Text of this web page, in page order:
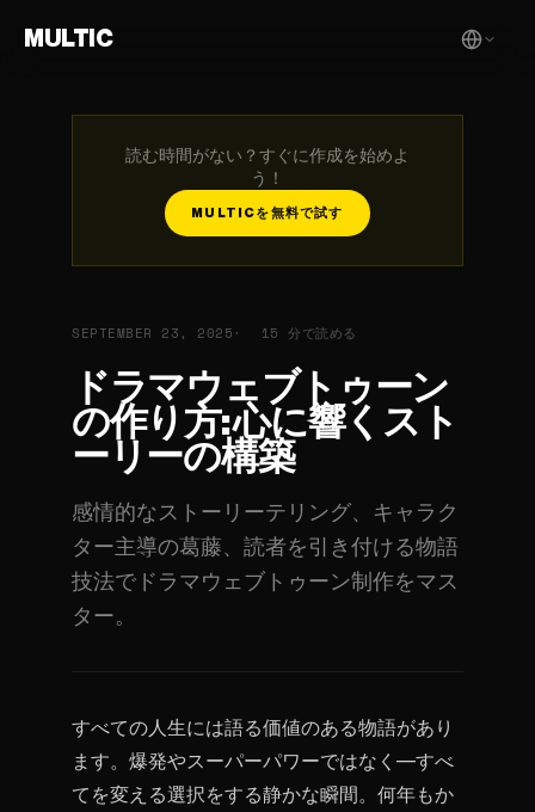
MULTIC
読む時間がない？すぐに作成を始めよ
う！
MULTICを無料で試す
SEPTEMBER 23, 2025 15 分で読める
ドラマウェブトゥーン
の作り方: 心に響くスト
ーリーの構築
感情的なストーリーテリング、キャラク
ター主導の葛藤、読者を引き付ける物語
技法でドラマウェブトゥーン制作をマス
ター。
すべての人生には語る価値のある物語があり
ます。爆発やスーパーパワーではなく—すべ
てを変える選択をする静かな瞬間。何年もか